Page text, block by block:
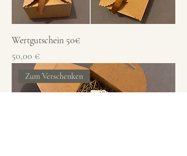
Wertgutschein 50€
Preis
50,00 €
Zum Verschenken